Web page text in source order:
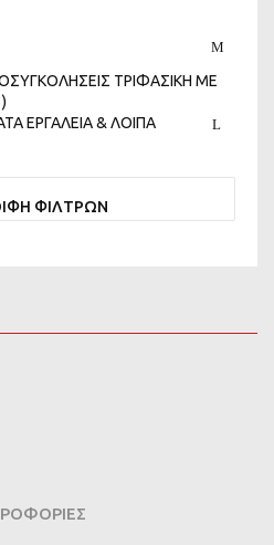
ΤΡΙΦΑΣΙΚΗ ΜΕ
ΕΡΓΑΛΕΙΑ & ΛΟΙΠΑ
ΦΙΛΤΡΩΝ